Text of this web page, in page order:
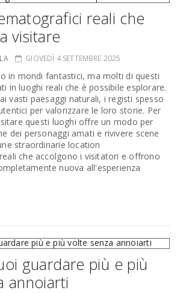
reali che
visitare
GIOVEDÌ 4 SETTEMBRE 2025
in mondi fantastici, ma molti di questi
in luoghi reali che è possibile esplorare.
vasti paesaggi naturali, i registi spesso
per valorizzare le loro storie. Per
questi luoghi offre un modo per
dei personaggi amati e rivivere scene
straordinarie location
che accolgono i visitatori e offrono
nuova all'esperienza
guardare più e più
annoiarti